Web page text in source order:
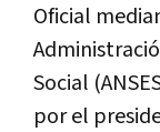
Oficial
Social
por el